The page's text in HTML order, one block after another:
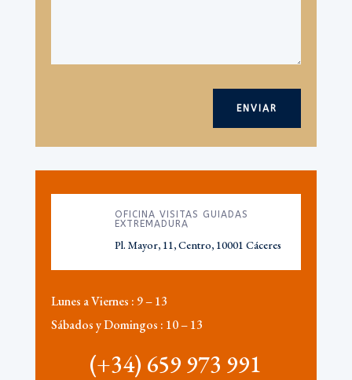
ENVIAR
OFICINA VISITAS GUIADAS
EXTREMADURA
Pl. Mayor, 11, Centro, 10001 Cáceres
Lunes a Viernes : 9 – 13
Sábados y Domingos : 10 – 13
(+34) 659 973 991